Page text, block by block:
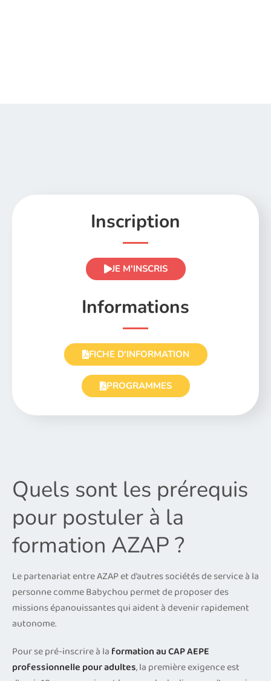
Inscription
JE M'INSCRIS
Informations
FICHE D'INFORMATION
PROGRAMMES
Quels sont les prérequis
pour postuler à la
formation AZAP ?
Le partenariat entre AZAP et d’autres sociétés de service à la
personne comme Babychou permet de proposer des
missions épanouissantes qui aident à devenir rapidement
autonome.
Pour se pré-inscrire à la formation au CAP AEPE
professionnelle pour adultes, la première exigence est